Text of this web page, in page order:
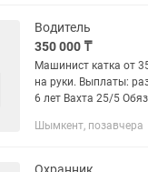
день / ночь / 48 •
Водитель
350 000 ₸
Машинист катка от
на руки. Выплаты:
6 лет Вахта 25/5 Обязанности:
выполнении работ по
Шымкент, позавчера